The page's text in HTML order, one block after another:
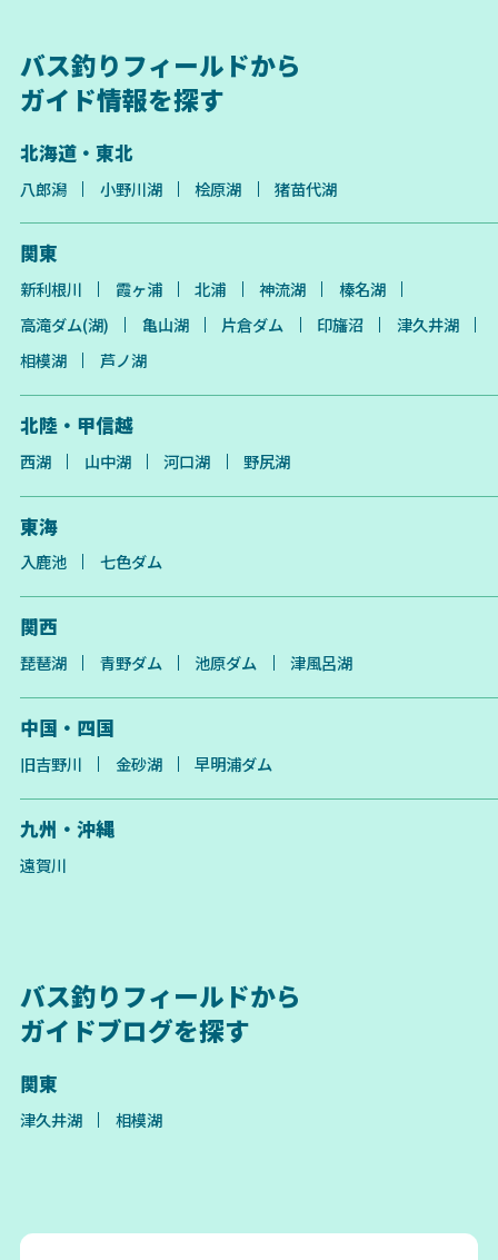
バス釣りフィールドから
ガイド情報を探す
北海道・東北
八郎潟 小野川湖 桧原湖 猪苗代湖
関東
新利根川 霞ヶ浦 北浦 神流湖
榛名湖
高滝ダム(湖)
亀山湖 片倉ダム 印旛沼
津久井湖
相模湖
芦ノ湖
北陸・甲信越
西湖 山中湖 河口湖 野尻湖
東海
入鹿池 七色ダム
関西
琵琶湖 青野ダム 池原ダム 津風呂湖
中国・四国
旧吉野川 金砂湖 早明浦ダム
九州・沖縄
遠賀川
バス釣りフィールドから
ガイドブログを探す
関東
津久井湖 相模湖